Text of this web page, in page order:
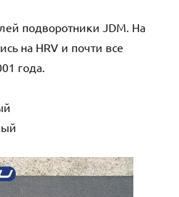
подворотники JDM. На
на HRV и почти все
года.